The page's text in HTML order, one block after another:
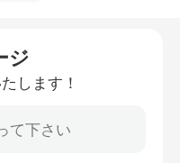
ローラー
ジ
します！